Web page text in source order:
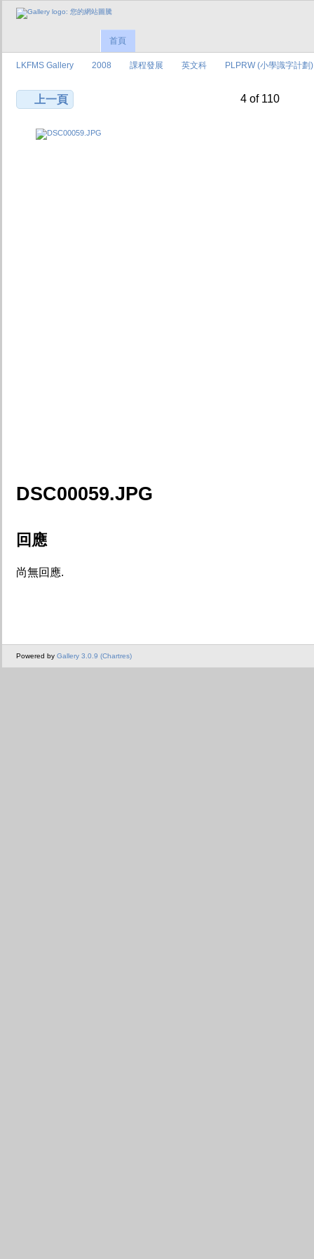
首頁
LKFMS Gallery 2008 課程發展 英文科 PLPRW (小學識字計劃)
上一頁 4 of 110
DSC00059.JPG
回應
尚無回應.
Powered by Gallery 3.0.9 (Chartres)